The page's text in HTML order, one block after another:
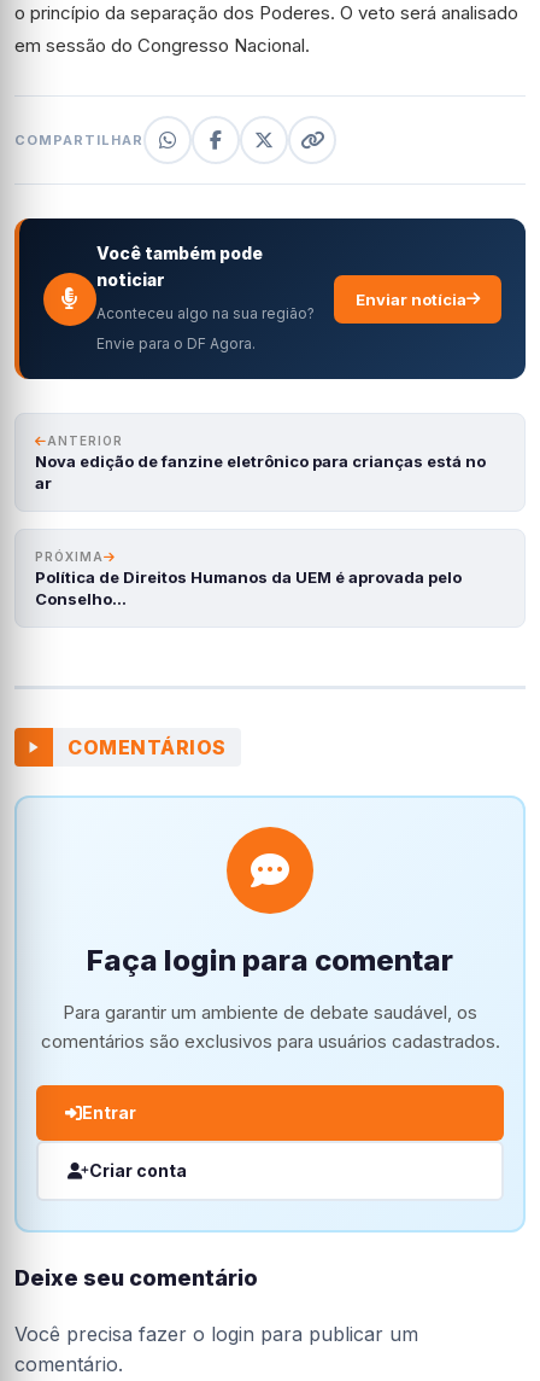
o princípio da separação dos Poderes. O veto será analisado
em sessão do Congresso Nacional.
COMPARTILHAR
Você também pode
noticiar
Aconteceu algo na sua região?
Envie para o DF Agora.
Enviar notícia
ANTERIOR
Nova edição de fanzine eletrônico para crianças está no
ar
PRÓXIMA
Política de Direitos Humanos da UEM é aprovada pelo
Conselho…
COMENTÁRIOS
Faça login para comentar
Para garantir um ambiente de debate saudável, os
comentários são exclusivos para usuários cadastrados.
Entrar
Criar conta
Deixe seu comentário
Você precisa fazer o login para publicar um
comentário.